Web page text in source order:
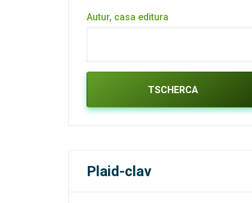
Autur, casa editura
TSCHERCA
Plaid-clav